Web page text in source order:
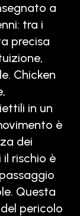
a
tra i
precisa
Chicken
in un
è
dei
rischio è
Questa
pericolo